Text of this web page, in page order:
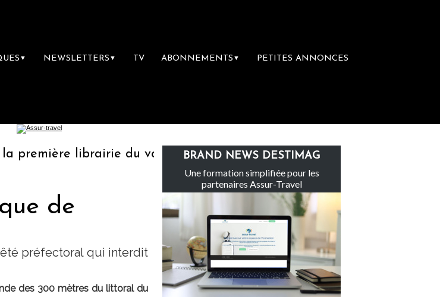
▼ NEWSLETTERS ▼ TV ABONNEMENTS ▼ PETITES ANNONCES
librairie du voyage Le groupe Sainte-Claire rachète Eden
de
préfectoral qui interdit
des 300 mètres du littoral du
BRAND NEWS DESTIMAG
Une formation simplifiée pour les
partenaires Assur-Travel